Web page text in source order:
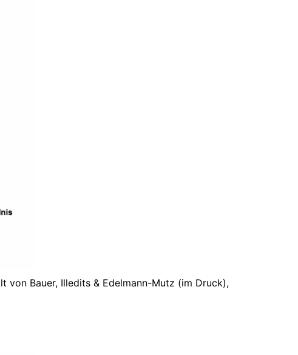
von Bauer, Illedits & Edelmann-Mutz (im Druck),